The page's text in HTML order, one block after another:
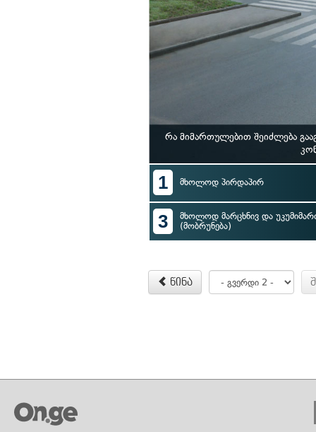
რა მიმართულებით შეიძლება
1 მხოლოდ პირდაპირ
3
მხოლოდ მარცხნივ და
(მობრუნება)
წინა